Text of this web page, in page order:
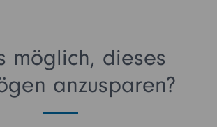
möglich, dieses
anzusparen?